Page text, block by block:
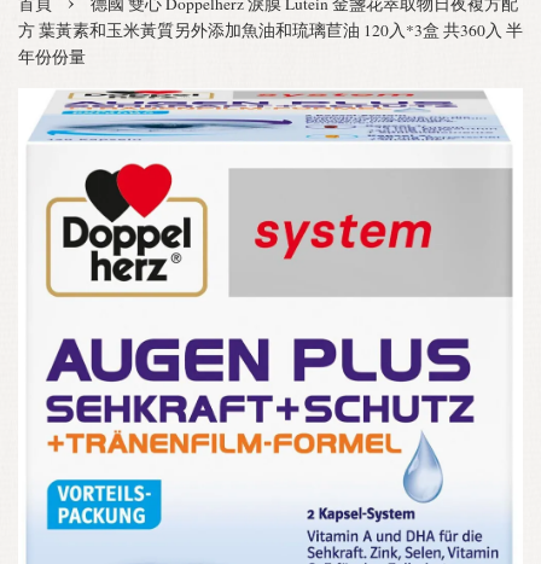
方 葉黃素和玉米黃質另外添加魚油和琉璃苣油 120入*3盒 共360入 半
年份份量